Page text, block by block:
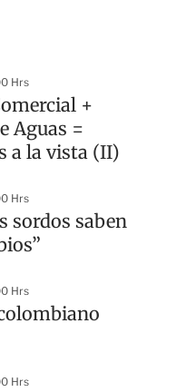
Hrs
+
Aguas =
a la vista (II)
Hrs
sordos saben
Hrs
Hrs